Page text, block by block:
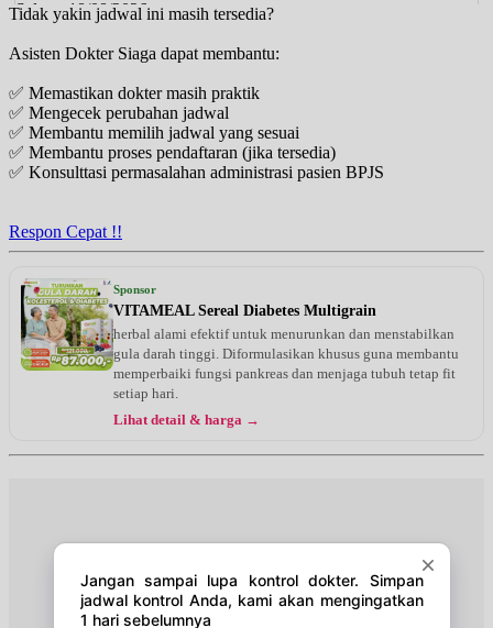
Selasa, 18/08/2026
Jam 18:30 - 20:00
EKSEKUTIF
Kamis, 20/08/2026
Jam 18:00 - 20:00
EKSEKUTIF
Sabtu, 22/08/2026
Jam 18:30 - 20:00
EKSEKUTIF
Kamis, 27/08/2026
Jam 18:00 - 20:00
Sabtu, 29/08/2026
EKSEKUTIF
Kamis, 03/09/2026
Jam 18:00 - 20:00
Tidak yakin jadwal ini masih tersedia?
Asisten Dokter Siaga dapat membantu:
✅ Memastikan dokter masih praktik
✅ Mengecek perubahan jadwal
✅ Membantu memilih jadwal yang sesuai
✅ Membantu proses pendaftaran (jika tersedia)
✅ Konsulttasi permasalahan administrasi pasien BPJS
Respon Cepat !!
Sponsor
VITAMEAL Sereal Diabetes Multigrain
herbal alami efektif untuk menurunkan dan menstabilkan
gula darah tinggi. Diformulasikan khusus guna membantu
memperbaiki fungsi pankreas dan menjaga tubuh tetap fit
setiap hari.
Lihat detail & harga →